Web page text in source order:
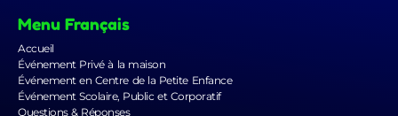
Menu Français
Accueil
Événement Privé à la maison
Événement en Centre de la Petite Enfance
Événement Scolaire, Public et Corporatif
Questions & Réponses